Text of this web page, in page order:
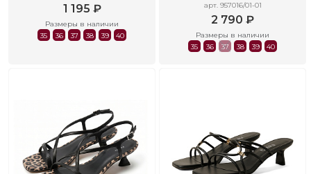
1 195 ₽
Размеры в наличии
35
36 37 38 39 40
арт. 957016/01-01
2 790 ₽
Размеры в наличии
35
36 37 38 39 40